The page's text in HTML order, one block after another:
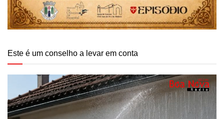
Este é um conselho a levar em conta